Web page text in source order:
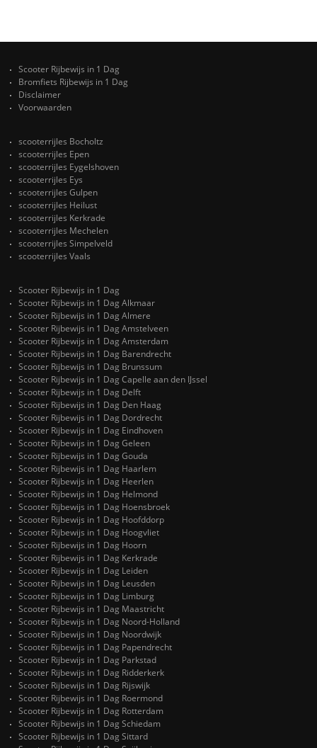
Scooter Rijbewijs in 1 Dag
Bromfiets Rijbewijs in 1 Dag
Disclaimer
Voorwaarden
scooterrijles Bocholtz
scooterrijles Epen
scooterrijles Eygelshoven
scooterrijles Eys
scooterrijles Gulpen
scooterrijles Heilust
scooterrijles Kerkrade
scooterrijles Mechelen
scooterrijles Simpelveld
scooterrijles Vaals
Scooter Rijbewijs in 1 Dag
Scooter Rijbewijs in 1 Dag Alkmaar
Scooter Rijbewijs in 1 Dag Almere
Scooter Rijbewijs in 1 Dag Amstelveen
Scooter Rijbewijs in 1 Dag Amsterdam
Scooter Rijbewijs in 1 Dag Barendrecht
Scooter Rijbewijs in 1 Dag Brunssum
Scooter Rijbewijs in 1 Dag Capelle aan den IJssel
Scooter Rijbewijs in 1 Dag Delft
Scooter Rijbewijs in 1 Dag Den Haag
Scooter Rijbewijs in 1 Dag Dordrecht
Scooter Rijbewijs in 1 Dag Eindhoven
Scooter Rijbewijs in 1 Dag Geleen
Scooter Rijbewijs in 1 Dag Gouda
Scooter Rijbewijs in 1 Dag Haarlem
Scooter Rijbewijs in 1 Dag Heerlen
Scooter Rijbewijs in 1 Dag Helmond
Scooter Rijbewijs in 1 Dag Hoensbroek
Scooter Rijbewijs in 1 Dag Hoofddorp
Scooter Rijbewijs in 1 Dag Hoogvliet
Scooter Rijbewijs in 1 Dag Hoorn
Scooter Rijbewijs in 1 Dag Kerkrade
Scooter Rijbewijs in 1 Dag Leiden
Scooter Rijbewijs in 1 Dag Leusden
Scooter Rijbewijs in 1 Dag Limburg
Scooter Rijbewijs in 1 Dag Maastricht
Scooter Rijbewijs in 1 Dag Noord-Holland
Scooter Rijbewijs in 1 Dag Noordwijk
Scooter Rijbewijs in 1 Dag Papendrecht
Scooter Rijbewijs in 1 Dag Parkstad
Scooter Rijbewijs in 1 Dag Ridderkerk
Scooter Rijbewijs in 1 Dag Rijswijk
Scooter Rijbewijs in 1 Dag Roermond
Scooter Rijbewijs in 1 Dag Rotterdam
Scooter Rijbewijs in 1 Dag Schiedam
Scooter Rijbewijs in 1 Dag Sittard